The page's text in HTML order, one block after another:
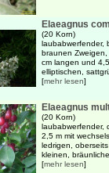
Elaeagnus
(20 Korn)
laubabwerfender,
braunen
cm langen und
elliptischen,
[mehr lesen]
Elaeagnus
(20 Korn)
laubabwerfender,
2,5 m mit
ledrigen,
kleinen,
[mehr lesen]